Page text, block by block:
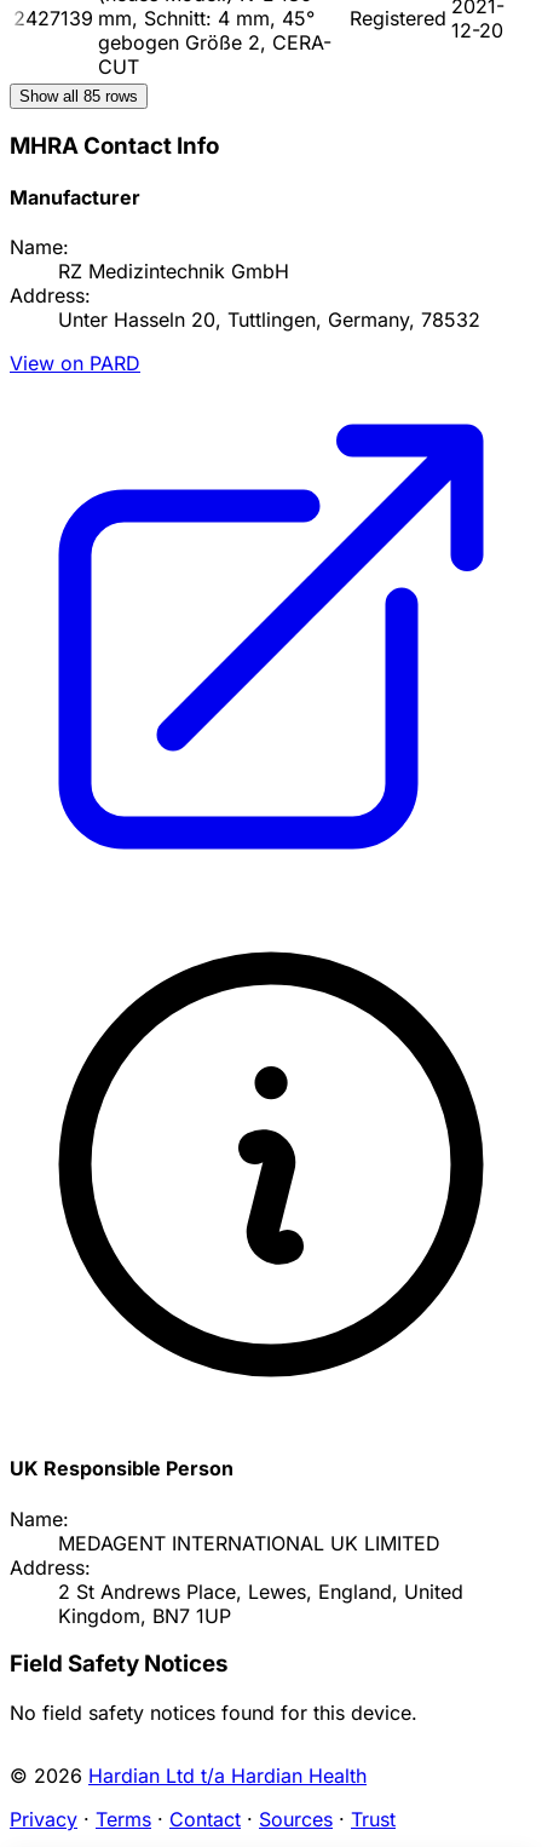
2427139 mm, Schnitt: 4 mm, 45°
gebogen Größe 2, CERA-
CUT
Registered 2021-
12-20
Show all 85 rows
MHRA Contact Info
Manufacturer
Name:
RZ Medizintechnik GmbH
Address:
Unter Hasseln 20, Tuttlingen, Germany, 78532
View on PARD
UK Responsible Person
Name:
MEDAGENT INTERNATIONAL UK LIMITED
Address:
2 St Andrews Place, Lewes, England, United
Kingdom, BN7 1UP
Field Safety Notices
No field safety notices found for this device.
© 2026 Hardian Ltd t/a Hardian Health
Privacy · Terms · Contact · Sources · Trust